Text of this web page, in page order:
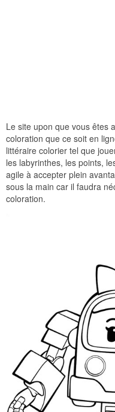
Le site upon que vous êtes
coloration que ce soit en
littéraire colorier tel que
les labyrinthes, les points,
agile à accepter plein
sous la main car il faudra
coloration.